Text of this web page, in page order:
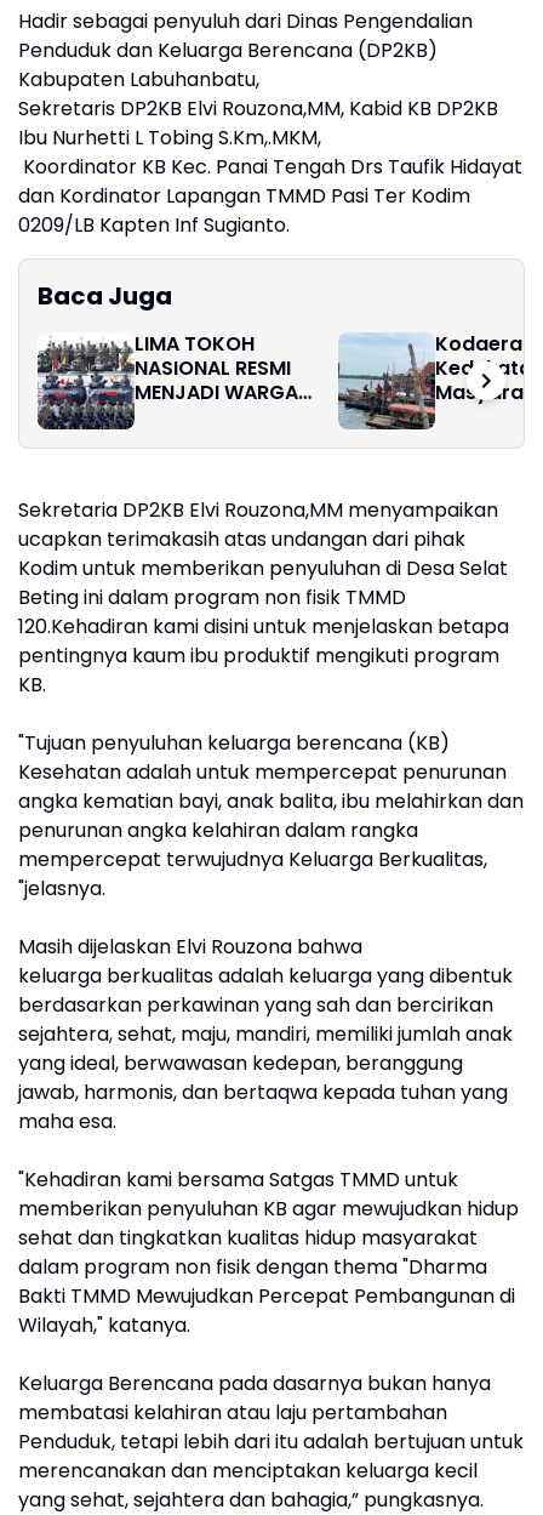
Hadir sebagai penyuluh dari Dinas Pengendalian
Penduduk dan Keluarga Berencana (DP2KB)
Kabupaten Labuhanbatu,
Sekretaris DP2KB Elvi Rouzona,MM, Kabid KB DP2KB
Ibu Nurhetti L Tobing S.Km,.MKM,
Koordinator KB Kec. Panai Tengah Drs Taufik Hidayat
dan Kordinator Lapangan TMMD Pasi Ter Kodim
0209/LB Kapten Inf Sugianto.
Baca Juga
LIMA TOKOH
NASIONAL RESMI
MENJADI WARGA
SOLID
Kodaeral
Sekretaria DP2KB Elvi Rouzona,MM menyampaikan
ucapkan terimakasih atas undangan dari pihak
Kodim untuk memberikan penyuluhan di Desa Selat
Beting ini dalam program non fisik TMMD
120.Kehadiran kami disini untuk menjelaskan betapa
pentingnya kaum ibu produktif mengikuti program
KB.
"Tujuan penyuluhan keluarga berencana (KB)
Kesehatan adalah untuk mempercepat penurunan
angka kematian bayi, anak balita, ibu melahirkan dan
penurunan angka kelahiran dalam rangka
mempercepat terwujudnya Keluarga Berkualitas,
"jelasnya.
Masih dijelaskan Elvi Rouzona bahwa
keluarga berkualitas adalah keluarga yang dibentuk
berdasarkan perkawinan yang sah dan bercirikan
sejahtera, sehat, maju, mandiri, memiliki jumlah anak
yang ideal, berwawasan kedepan, beranggung
jawab, harmonis, dan bertaqwa kepada tuhan yang
maha esa.
"Kehadiran kami bersama Satgas TMMD untuk
memberikan penyuluhan KB agar mewujudkan hidup
sehat dan tingkatkan kualitas hidup masyarakat
dalam program non fisik dengan thema "Dharma
Bakti TMMD Mewujudkan Percepat Pembangunan di
Wilayah," katanya.
Keluarga Berencana pada dasarnya bukan hanya
membatasi kelahiran atau laju pertambahan
Penduduk, tetapi lebih dari itu adalah bertujuan untuk
merencanakan dan menciptakan keluarga kecil
yang sehat, sejahtera dan bahagia,” pungkasnya.